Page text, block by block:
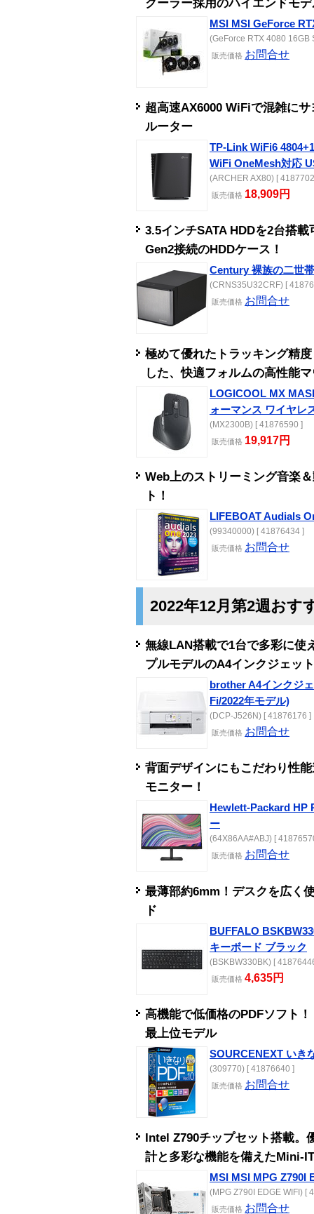
クーラー採用のハイエンドモ
MSI MSI GeForce
(GeForce RTX 4080 16GB
販売価格 お問合せ
超高速AX6000 WiFiで混雑に
ルーター
TP-Link WiFi6
WiFi OneMesh対応
(ARCHER AX80) [
販売価格 18,909円
3.5インチSATA HDDを2台搭
Gen2接続のHDDケース！
Century 裸族の二世
(CRNS35U32CRF) [
販売価格 お問合せ
極めて優れたトラッキング精
した、快適フォルムの高性能
LOGICOOL MX
ォーマンス ワイヤレ
(MX2300B) [ 41876590 ]
販売価格 19,917円
Web上のストリーミング音楽
ト！
LIFEBOAT Audials
(99340000) [ 41876434 ]
販売価格 お問合せ
2022年12月第2週おす
無線LAN搭載で1台で多彩に使
プルモデルのA4インクジェッ
brother A4インクジ
Fi/2022年モデル)
(DCP-J526N) [ 41876176 ]
販売価格 お問合せ
背面デザインにもこだわり性
モニター！
Hewlett-Packard HP
ー
(64X86AA#ABJ) [
販売価格 お問合せ
最薄部約6mm！デスクを広く
ド
BUFFALO
キーボード ブラック
(BSKBW330BK) [
販売価格 4,635円
高機能で低価格のPDFソフト
最上位モデル
SOURCENEXT いき
(309770) [ 41876640 ]
販売価格 お問合せ
Intel Z790チップセット搭載。
計と多彩な機能を備えたMini-
MSI MSI MPG Z790I
(MPG Z790I EDGE WIFI) [
販売価格 お問合せ